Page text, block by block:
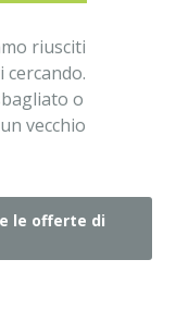
riusciti
o
vecchio
le offerte di